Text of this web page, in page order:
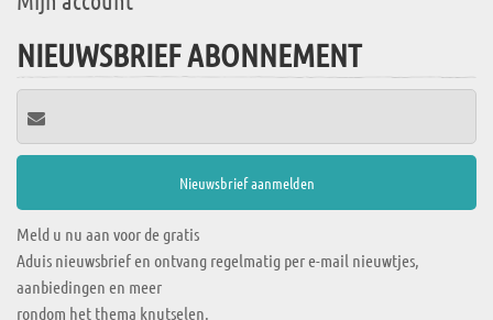
NIEUWSBRIEF ABONNEMENT
Meld u nu aan voor de gratis
Aduis nieuwsbrief en ontvang regelmatig per e-mail nieuwtjes,
aanbiedingen en meer
rondom het thema knutselen.